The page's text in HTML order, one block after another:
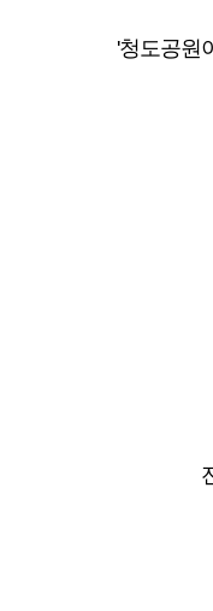
'청도공원